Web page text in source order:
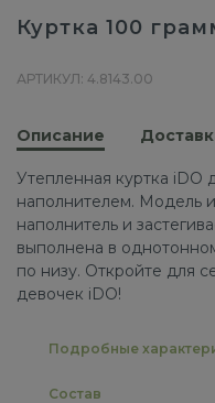
Куртка 100
АРТИКУЛ: 4.8143.00
Описание
Утепленная куртка iDO
наполнителем. Модель
наполнитель и
выполнена в
по низу. Откройте для
девочек iDO!
Подробные
Состав